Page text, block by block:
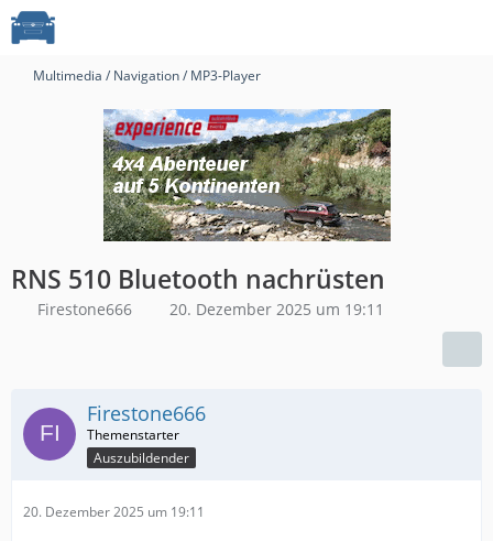
Multimedia / Navigation / MP3-Player
RNS 510 Bluetooth nachrüsten
Firestone666 20. Dezember 2025 um 19:11
Firestone666
Auszubildender
20. Dezember 2025 um 19:11